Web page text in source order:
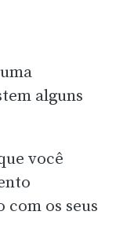
alguns
você
os seus